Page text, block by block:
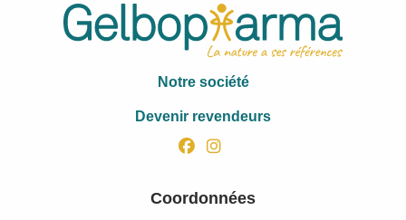
Notre société
Devenir revendeurs
facebookinstagram
Coordonnées